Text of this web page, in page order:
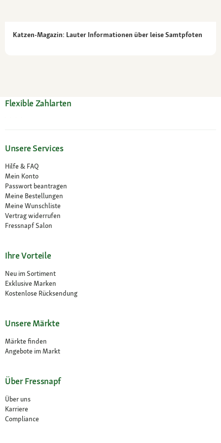
Katzen-Magazin: Lauter Informationen über leise Samtpfoten
Flexible Zahlarten
Unsere Services
Hilfe & FAQ
Mein Konto
Passwort beantragen
Meine Bestellungen
Meine Wunschliste
Vertrag widerrufen
Fressnapf Salon
Ihre Vorteile
Neu im Sortiment
Exklusive Marken
Kostenlose Rücksendung
Unsere Märkte
Märkte finden
Angebote im Markt
Über Fressnapf
Über uns
Karriere
Compliance